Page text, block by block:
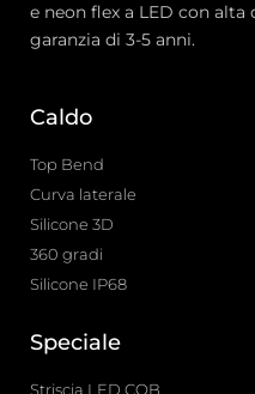
e neon flex a LED con alta
garanzia di 3-5 anni.
Caldo
Top Bend
Curva laterale
Silicone 3D
360 gradi
Silicone IP68
Speciale
Striscia LED COB